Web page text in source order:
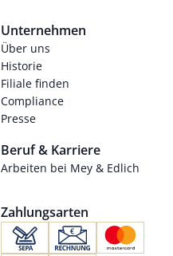
Unternehmen
Über uns
Historie
Filiale finden
Compliance
Presse
Beruf & Karriere
Arbeiten bei Mey & Edlich
Zahlungsarten